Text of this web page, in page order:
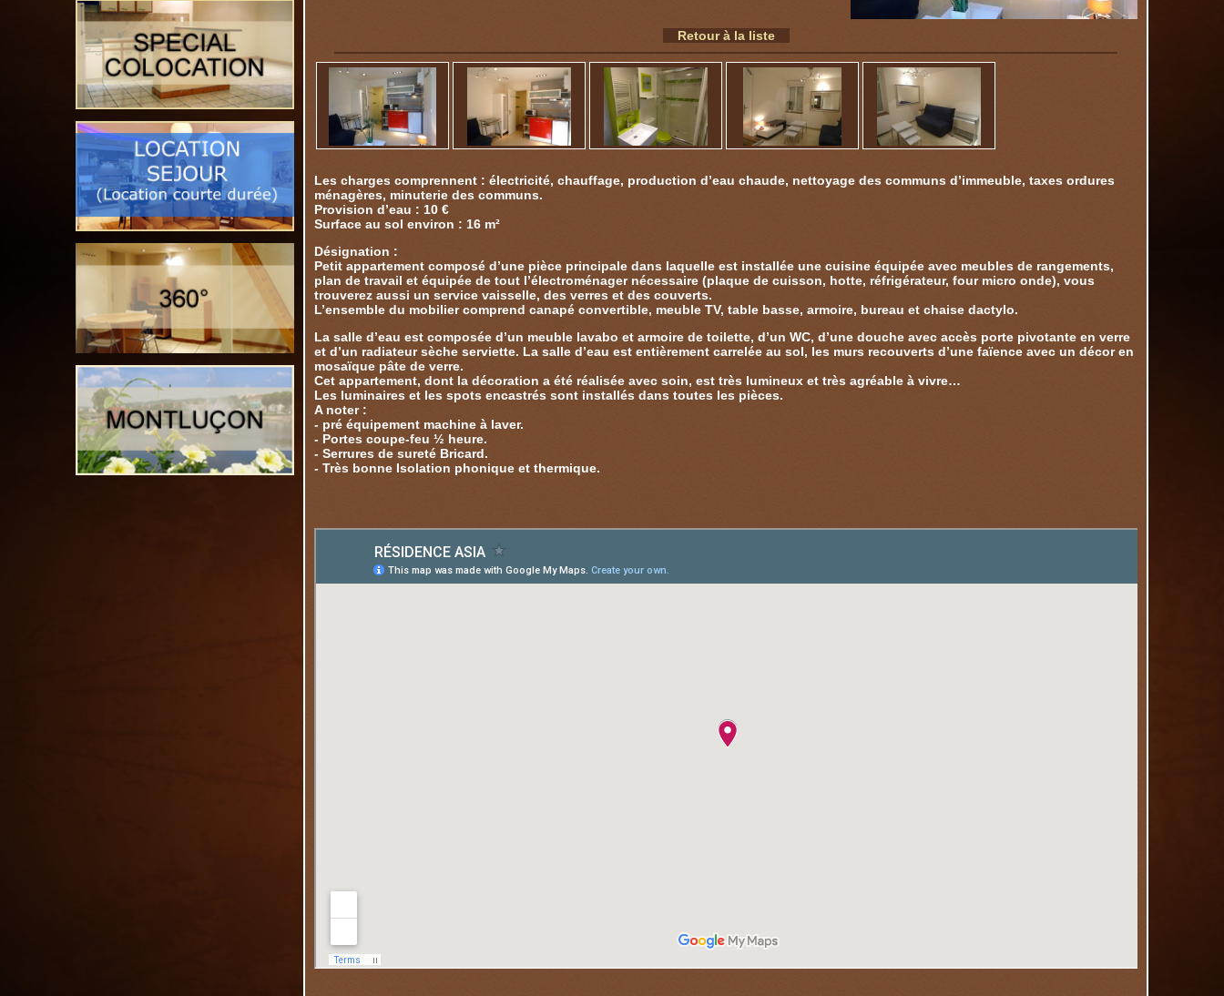
Retour à la liste
Les charges comprennent : électricité, chauffage, production d’eau chaude, nettoyage des communs d’immeuble, taxes ordures
ménagères, minuterie des communs.
Provision d’eau : 10 €
Surface au sol environ : 16 m²
Désignation :
Petit appartement composé d’une pièce principale dans laquelle est installée une cuisine équipée avec meubles de rangements,
plan de travail et équipée de tout l’électroménager nécessaire (plaque de cuisson, hotte, réfrigérateur, four micro onde), vous
trouverez aussi un service vaisselle, des verres et des couverts.
L’ensemble du mobilier comprend canapé convertible, meuble TV, table basse, armoire, bureau et chaise dactylo.
La salle d’eau est composée d’un meuble lavabo et armoire de toilette, d’un WC, d’une douche avec accès porte pivotante en verre
et d’un radiateur sèche serviette. La salle d’eau est entièrement carrelée au sol, les murs recouverts d’une faïence avec un décor en
mosaïque pâte de verre.
Cet appartement, dont la décoration a été réalisée avec soin, est très lumineux et très agréable à vivre…
Les luminaires et les spots encastrés sont installés dans toutes les pièces.
A noter :
- pré équipement machine à laver.
- Portes coupe-feu ½ heure.
- Serrures de sureté Bricard.
- Très bonne Isolation phonique et thermique.